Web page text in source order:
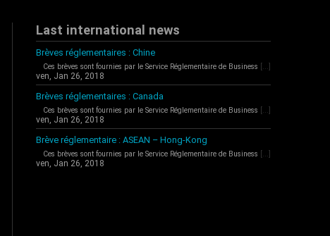
Last international news
Brèves réglementaires : Chine
Ces brèves sont fournies par le Service Réglementaire de Business [...]
ven, Jan 26, 2018
Brèves réglementaires : Canada
Ces brèves sont fournies par le Service Réglementaire de Business [...]
ven, Jan 26, 2018
Brève réglementaire : ASEAN – Hong-Kong
Ces brèves sont fournies par le Service Réglementaire de Business [...]
ven, Jan 26, 2018